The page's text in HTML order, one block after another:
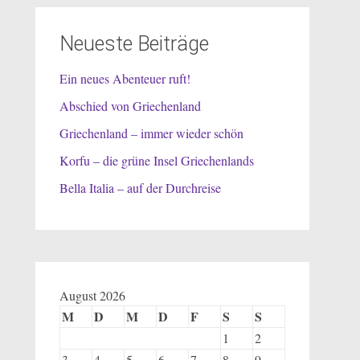
Neueste Beiträge
Ein neues Abenteuer ruft!
Abschied von Griechenland
Griechenland – immer wieder schön
Korfu – die grüne Insel Griechenlands
Bella Italia – auf der Durchreise
August 2026
M D M D F S S
1
2